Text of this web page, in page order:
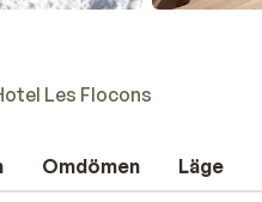
Les Flocons
Omdömen Läge